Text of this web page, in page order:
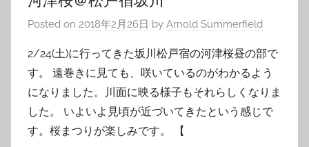
Posted on 2018年2月26日 by Arnold Summerfield
2/24(土)に行ってきた坂川松戸宿の河津桜昼の部で
す。 遠巻きに見ても、咲いているのがわかるよう
になりました。川面に映る様子もそれらしくなりま
した。 いよいよ見頃が近づいてきたという感じで
す。桜まつりが楽しみです。 【